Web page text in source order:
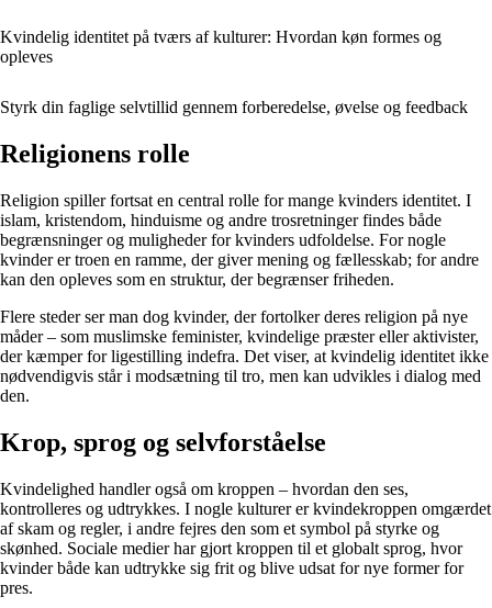
Kvindelig identitet på tværs af kulturer: Hvordan køn formes og
opleves
Styrk din faglige selvtillid gennem forberedelse, øvelse og feedback
Religionens rolle
Religion spiller fortsat en central rolle for mange kvinders identitet. I
islam, kristendom, hinduisme og andre trosretninger findes både
begrænsninger og muligheder for kvinders udfoldelse. For nogle
kvinder er troen en ramme, der giver mening og fællesskab; for andre
kan den opleves som en struktur, der begrænser friheden.
Flere steder ser man dog kvinder, der fortolker deres religion på nye
måder – som muslimske feminister, kvindelige præster eller aktivister,
der kæmper for ligestilling indefra. Det viser, at kvindelig identitet ikke
nødvendigvis står i modsætning til tro, men kan udvikles i dialog med
den.
Krop, sprog og selvforståelse
Kvindelighed handler også om kroppen – hvordan den ses,
kontrolleres og udtrykkes. I nogle kulturer er kvindekroppen omgærdet
af skam og regler, i andre fejres den som et symbol på styrke og
skønhed. Sociale medier har gjort kroppen til et globalt sprog, hvor
kvinder både kan udtrykke sig frit og blive udsat for nye former for
pres.